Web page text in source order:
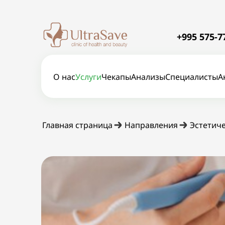
+995 575-
О насУслугиЧекапыАнализыСпециалисты
Главная страница Направления